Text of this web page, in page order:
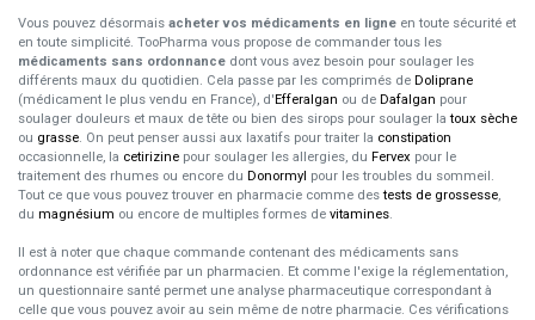
Vous pouvez désormais acheter vos médicaments en ligne en toute sécurité et
en toute simplicité. TooPharma vous propose de commander tous les
médicaments sans ordonnance dont vous avez besoin pour soulager les
différents maux du quotidien. Cela passe par les comprimés de Doliprane
(médicament le plus vendu en France), d'Efferalgan ou de Dafalgan pour
soulager douleurs et maux de tête ou bien des sirops pour soulager latoux sèche
ou grasse. On peut penser aussi aux laxatifs pour traiter la constipation
occasionnelle, la cetirizine pour soulager les allergies, du Fervex pour le
traitement des rhumes ou encore du Donormyl pour les troubles du sommeil.
Tout ce que vous pouvez trouver en pharmacie comme destests de grossesse,
du magnésium ou encore de multiples formes de vitamines.
Il est à noter que chaque commande contenant des médicaments sans
ordonnance est vérifiée par un pharmacien. Et comme l'exige la réglementation,
un questionnaire santé permet une analyse pharmaceutique correspondant à
celle que vous pouvez avoir au sein même de notre pharmacie. Ces vérifications